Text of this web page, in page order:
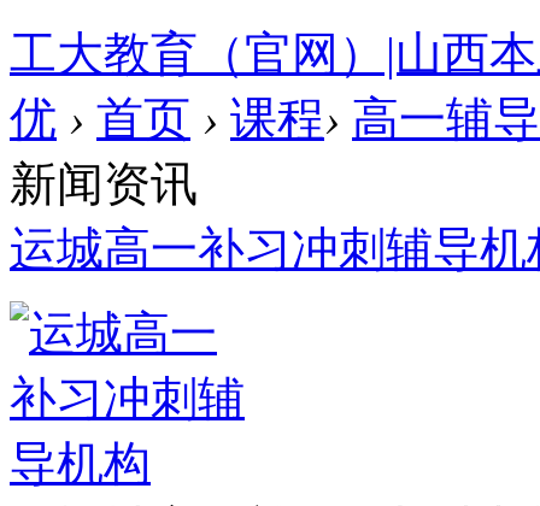
工大教育（官网）|山西
优 › 首页 › 课程› 高一辅导
新闻资讯
运城高一补习冲刺辅导机